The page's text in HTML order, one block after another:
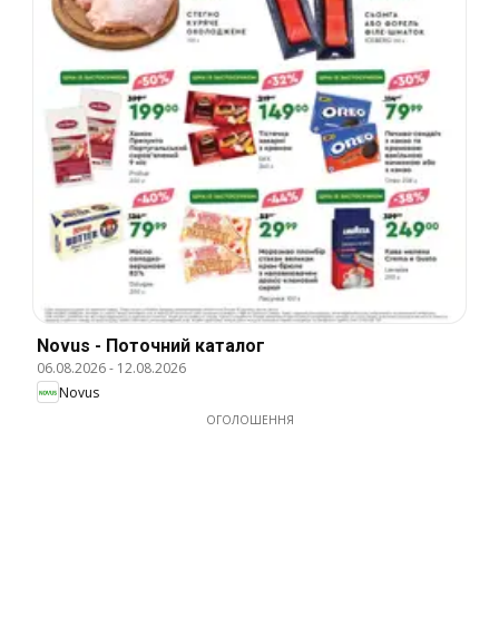
Novus - Поточний каталог
06.08.2026- 12.08.2026
Novus
ОГОЛОШЕННЯ